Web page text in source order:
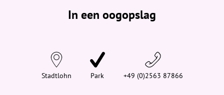
e
In een oogopslag
Stadtlohn Park +49 (0)2563 87866